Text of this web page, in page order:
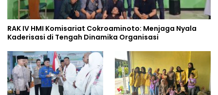
RAK IV HMI Komisariat Cokroaminoto: Menjaga Nyala
Kaderisasi di Tengah Dinamika Organisasi